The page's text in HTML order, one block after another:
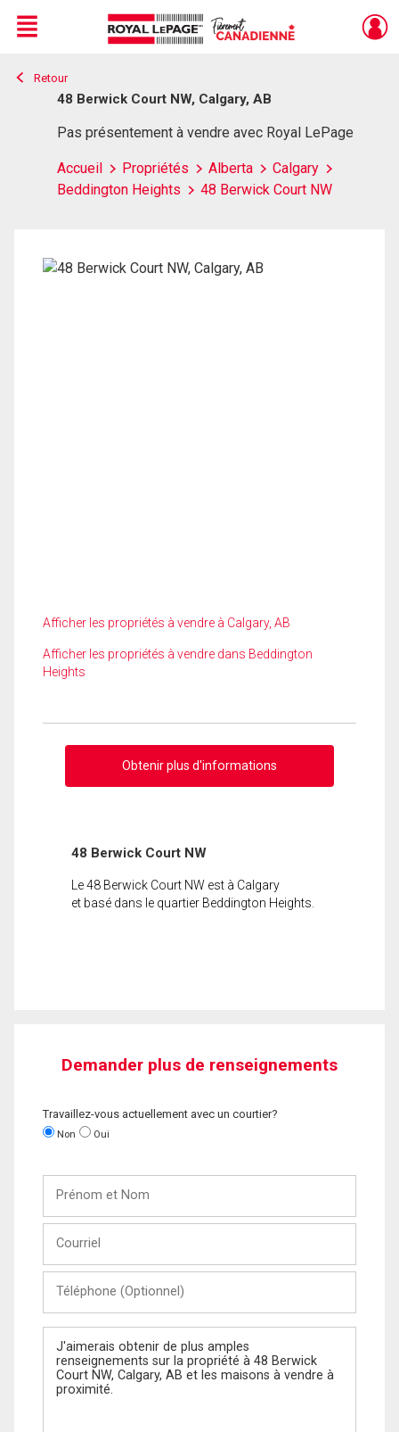
Live
En Direct
Menu
Retour
48 Berwick Court NW, Calgary, AB
Pas présentement à vendre avec Royal LePage
Accueil Propriétés Alberta
Calgary
Beddington Heights
48 Berwick Court NW
Afficher les propriétés à vendre à Calgary, AB
Afficher les propriétés à vendre dans Beddington
Heights
Obtenir plus d'informations
48 Berwick Court NW
Le 48 Berwick Court NW est à Calgary
et basé dans le quartier Beddington Heights.
Demander plus de renseignements
Travaillez-vous actuellement avec un courtier?
Non Oui
Nom
(Optionnel)
Message